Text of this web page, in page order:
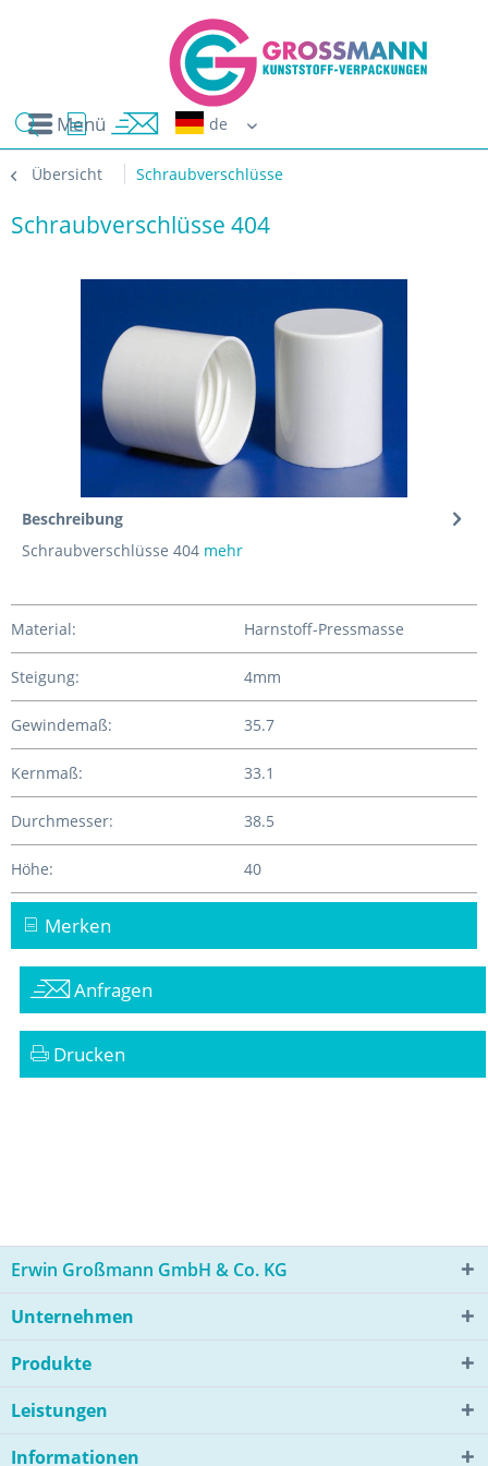
Menü
Übersicht Schraubverschlüsse
Schraubverschlüsse 404
Beschreibung
Schraubverschlüsse 404 mehr
Material: Harnstoff-Pressmasse
Steigung: 4mm
Gewindemaß: 35.7
Kernmaß: 33.1
Durchmesser: 38.5
Höhe: 40
Merken
Anfragen
Drucken
Erwin Großmann GmbH & Co. KG
Unternehmen
Produkte
Leistungen
Informationen